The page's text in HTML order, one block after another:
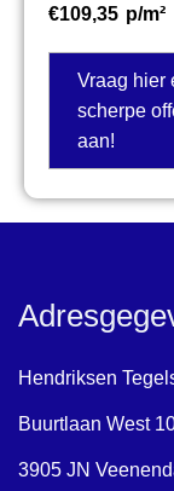
€109,35 p/m²
Vraag hier
scherpe
aan!
Hendriksen
Buurtlaan West
3905 JN